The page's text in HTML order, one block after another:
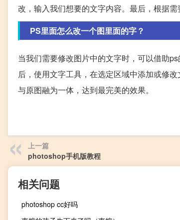
改，输入我们想要的文字内容。最后，根据
PS里面怎么改一个图里面的字？
当我们需要修改图片中的文字时，可以借助
后，使用文字工具，在选定区域中添加或修
与原图融为一体，达到最完美的效果。
上一篇
photoshop手机版教程
相关问题
photoshop cc好吗